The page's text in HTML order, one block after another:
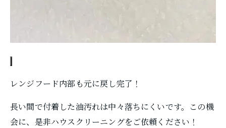
レンジフード内部も元に戻し完了！
長い間で付着した油汚れは中々落ちにくいです。この機
会に、是非ハウスクリーニングをご依頼ください！